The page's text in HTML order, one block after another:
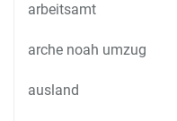
arbeitsamt
arche noah umzug
ausland